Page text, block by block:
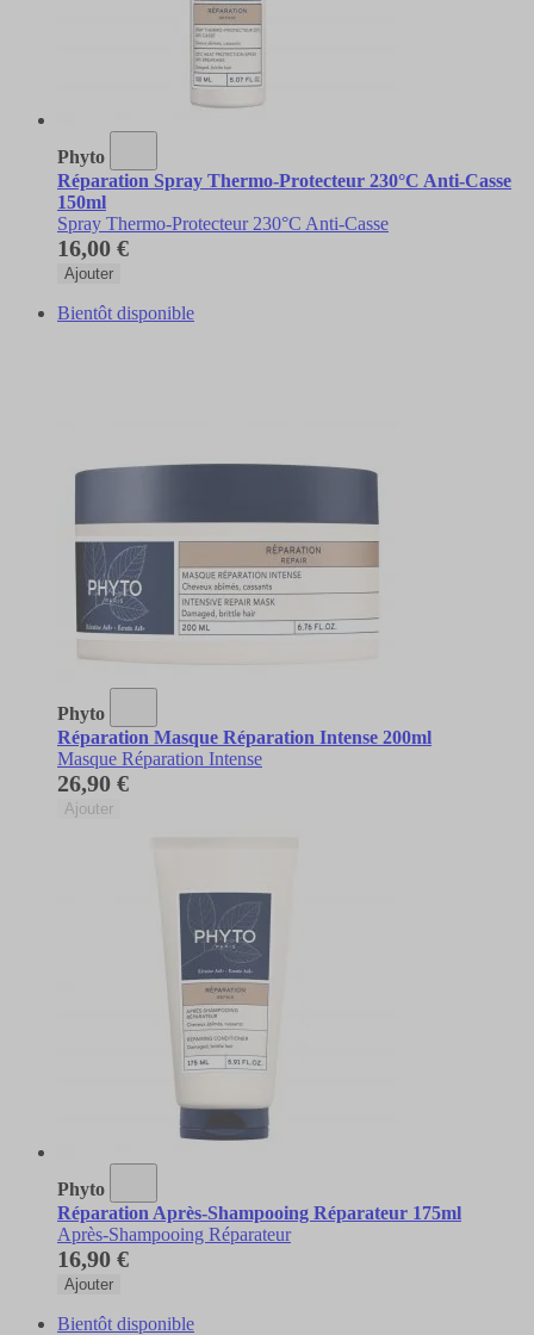
Phyto
Réparation Spray Thermo-Protecteur 230°C Anti-Casse
150ml
Spray Thermo-Protecteur 230°C Anti-Casse
16,00 €
Ajouter
Bientôt disponible
Phyto
Réparation Masque Réparation Intense 200ml
Masque Réparation Intense
26,90 €
Ajouter
Phyto
Réparation Après-Shampooing Réparateur 175ml
Après-Shampooing Réparateur
16,90 €
Ajouter
Bientôt disponible